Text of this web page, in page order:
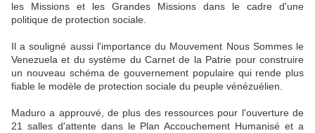
les Missions et les Grandes Missions dans le cadre d'une
politique de protection sociale.
Il a souligné aussi l'importance du Mouvement Nous Sommes le
Venezuela et du système du Carnet de la Patrie pour construire
un nouveau schéma de gouvernement populaire qui rende plus
fiable le modèle de protection sociale du peuple vénézuélien.
Maduro a approuvé, de plus des ressources pour l'ouverture de
21 salles d'attente dans le Plan Accouchement Humanisé et a